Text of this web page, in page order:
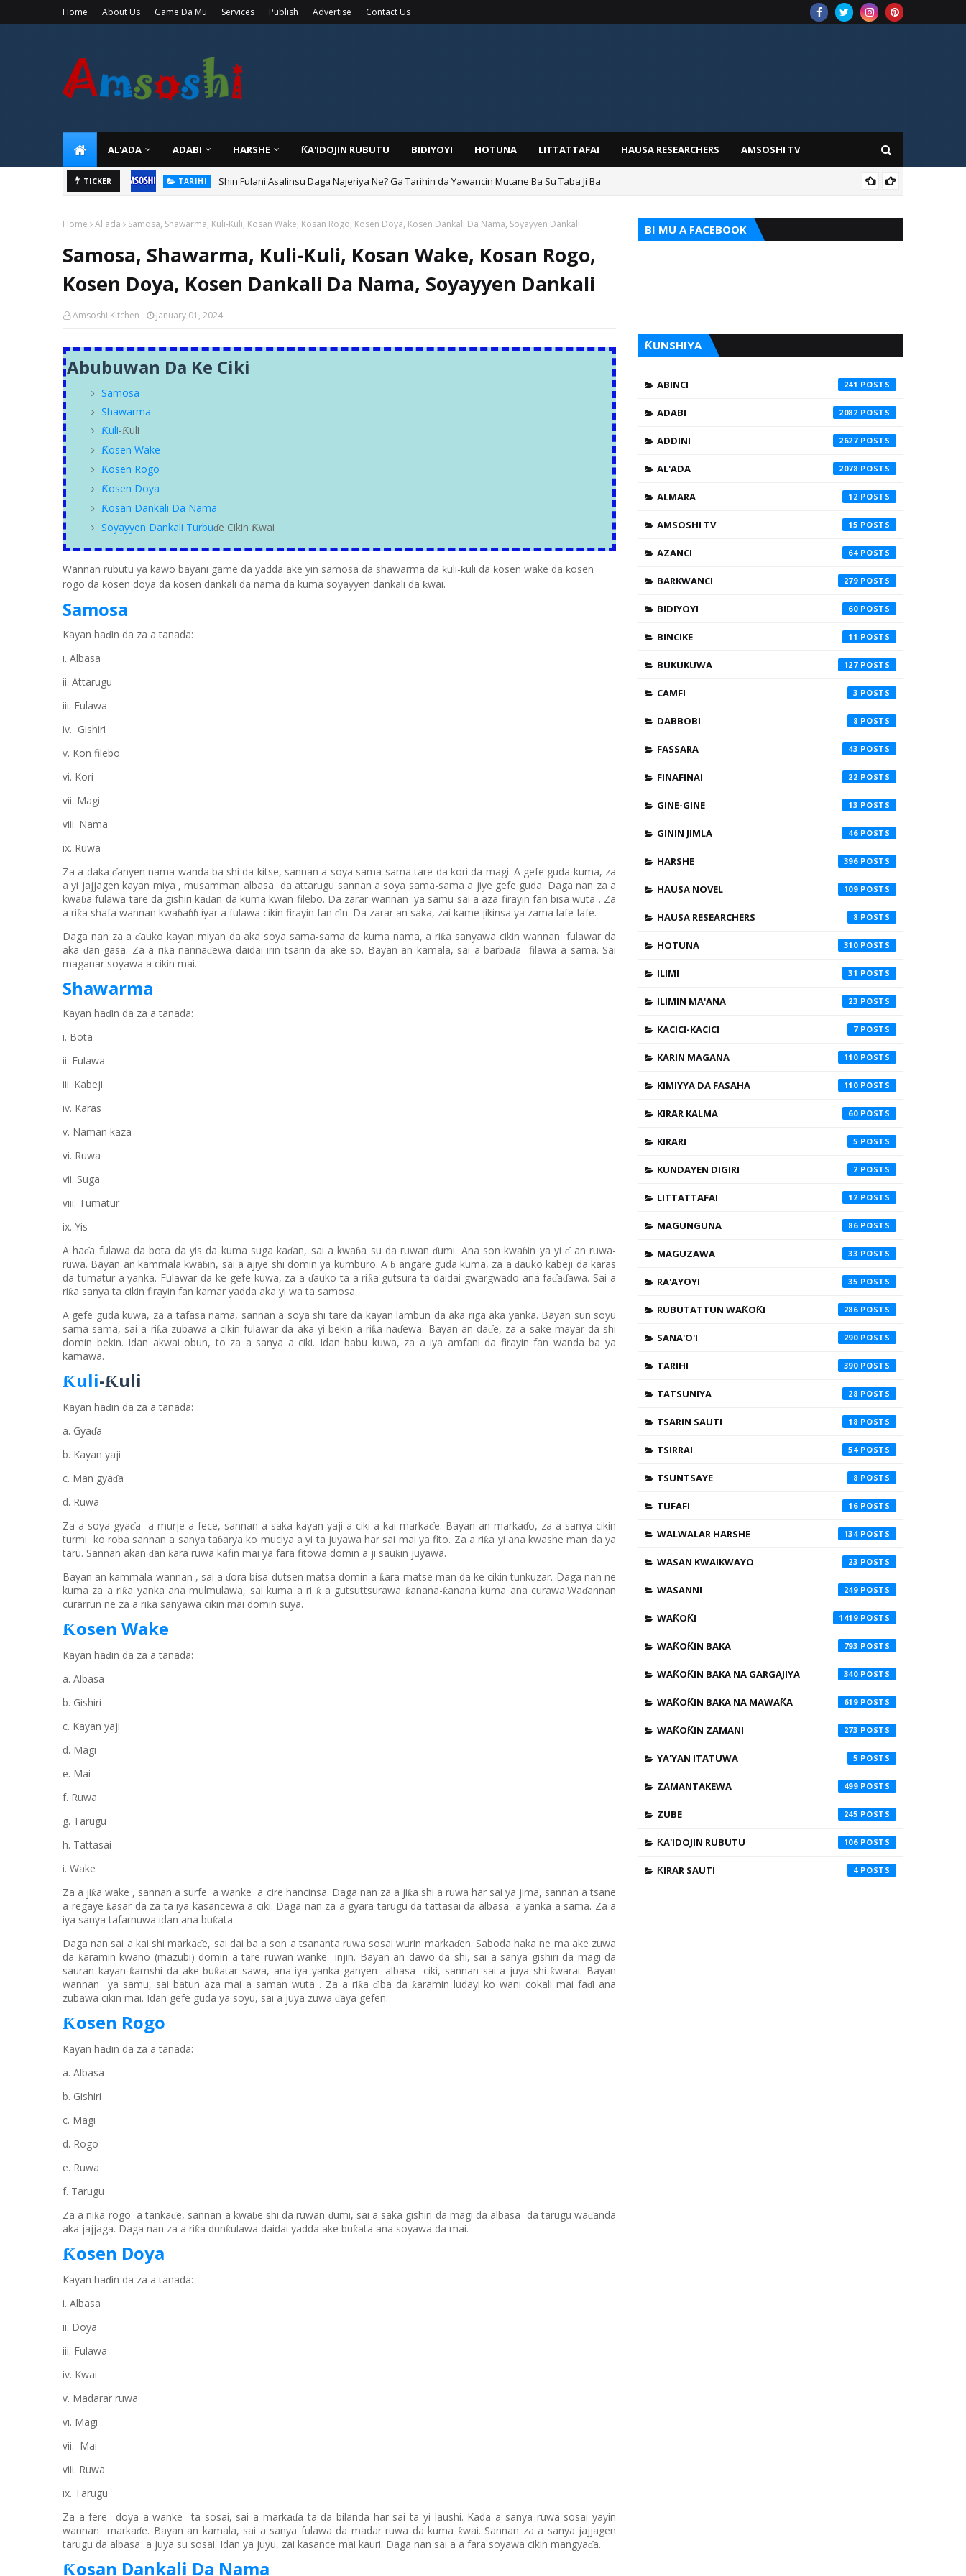
Home About Us Game Da Mu Services Publish Advertise Contact Us
AL'ADA ADABI HARSHE ƘA'IDOJIN RUBUTU BIDIYOYI HOTUNA LITTATTAFAI HAUSA RESEARCHERS AMSOSHI TV
TICKER TARIHI Shin Fulani Asalinsu Daga Najeriya Ne? Ga Tarihin da Yawancin Mutane Ba Su Taba Ji Ba
Home Al'ada Samosa, Shawarma, Kuli-Kuli, Kosan Wake, Kosan Rogo, Kosen Doya, Kosen Dankali Da Nama, Soyayyen Dankali
Samosa, Shawarma, Kuli-Kuli, Kosan Wake, Kosan Rogo,
Kosen Doya, Kosen Dankali Da Nama, Soyayyen Dankali
Amsoshi Kitchen January 01, 2024
Abubuwan Da Ke Ciki
Samosa
Shawarma
Ƙuli-Ƙuli
Ƙosen Wake
Ƙosen Rogo
Ƙosen Doya
Ƙosan Dankali Da Nama
Soyayyen Dankali Turbuɗe Cikin Ƙwai
Wannan rubutu ya kawo bayani game da yadda ake yin samosa da shawarma da ƙuli-ƙuli da ƙosen wake da ƙosen
rogo da ƙosen doya da ƙosen dankali da nama da kuma soyayyen dankali da ƙwai.
Samosa
Kayan haɗin da za a tanada:
i. Albasa
ii. Attarugu
iii. Fulawa
iv. Gishiri
v. Kon filebo
vi. Kori
vii. Magi
viii. Nama
ix. Ruwa
Za a daka ɗanyen nama wanda ba shi da kitse, sannan a soya sama-sama tare da kori da magi. A gefe guda kuma, za
a yi jajjagen kayan miya , musamman albasa da attarugu sannan a soya sama-sama a jiye gefe guda. Daga nan za a
kwaɓa fulawa tare da gishiri kaɗan da kuma kwan filebo. Da zarar wannan ya samu sai a aza firayin fan bisa wuta . Za
a riƙa shafa wannan kwaɓaɓɓ iyar a fulawa cikin firayin fan ɗin. Da zarar an saka, zai kame jikinsa ya zama lafe-lafe.
Daga nan za aɗauko kayan miyan da aka soya sama-sama da kuma nama, a riƙa sanyawa cikin wannan fulawar da
aka ɗan gasa. Za a riƙa nannaɗewa daidai irin tsarin da ake so. Bayan an kamala, sai a barbaɗa filawa a sama. Sai
maganar soyawa a cikin mai.
Shawarma
Kayan haɗin da za a tanada:
i. Bota
ii. Fulawa
iii. Kabeji
iv. Karas
v. Naman kaza
vi. Ruwa
vii. Suga
viii. Tumatur
ix. Yis
A haɗa fulawa da bota da yis da kuma suga kaɗan, sai a kwaɓa su da ruwanɗumi. Ana son kwaɓin ya yiɗ an ruwa-
ruwa. Bayan an kammala kwaɓin, sai a ajiye shi domin ya kumburo. A ɓ angare guda kuma, za aɗauko kabeji da karas
da tumatur a yanka. Fulawar da ke gefe kuwa, za aɗauko ta a riƙa gutsura ta daidai gwargwado ana faɗaɗawa. Sai a
riƙa sanyata cikin firayin fan kamar yadda aka yi wata samosa.
A gefe guda kuwa, za a tafasa nama, sannan a soya shitare da kayan lambun da aka riga aka yanka. Bayan sun soyu
sama-sama, sai a riƙa zubawa a cikin fulawar da aka yi bekin a riƙa naɗewa. Bayan an daɗe, za a sake mayar da shi
domin bekin. Idan akwai obun, to za a sanya a ciki. Idan babu kuwa, za a iya amfani da firayin fan wanda ba ya
kamawa.
Ƙuli-Ƙuli
Kayan haɗin da za a tanada:
a. Gyaɗa
b. Kayan yaji
c. Man gyaɗa
d. Ruwa
Za a soya gyaɗa a murje a fece, sannan a saka kayan yaji a ciki a kai markaɗe. Bayan an markaɗo, za a sanya cikin
turmi ko roba sannan a sanya taɓarya ko muciya a yi ta juyawa har sai mai ya fito. Za a riƙa yi ana kwashe man da ya
taru. Sannan akan ɗan ƙara ruwa kafin mai ya fara fitowa domin a ji sauƙin juyawa.
Bayan an kammala wannan , sai aɗora bisa dutsen matsa domin aƙara matse man da ke cikin tunkuzar. Daga nan ne
kuma za a riƙa yanka ana mulmulawa, sai kuma ari ƙ a gutsuttsurawa ƙanana-ƙananakuma ana curawa.Waɗannan
curarrun ne za a riƙa sanyawa cikin mai domin suya.
Ƙosen Wake
Kayan haɗin da za a tanada:
a. Albasa
b. Gishiri
c. Kayan yaji
d. Magi
e. Mai
f. Ruwa
g. Tarugu
h. Tattasai
i. Wake
Za a jiƙa wake , sannan a surfe a wanke a cire hancinsa. Daga nan za a jiƙa shi a ruwa har sai ya jima, sannan a tsane
a regaye ƙasar da za ta iya kasancewa a ciki. Daga nan za a gyara tarugu da tattasai da albasa a yanka a sama. Za a
iya sanya tafarnuwa idan ana buƙata.
Daga nan sai a kai shi markaɗe, sai dai ba a son a tsananta ruwa sosai wurin markaɗen. Saboda haka ne ma ake zuwa
da ƙaramin kwano (mazubi) domin a tare ruwan wanke injin. Bayan an dawo da shi, sai a sanya gishiri da magi da
sauran kayanƙamshi da ake buƙatar sawa, ana iya yanka ganyen albasa ciki, sannan sai a juya shiƙwarai. Bayan
wannan
ya samu, sai batun aza mai a saman wuta . Za a riƙa ɗiba da ƙaramin ludayi ko wani cokali mai faɗi ana
zubawa cikin mai. Idan gefe guda ya soyu, sai a juya zuwa ɗaya gefen.
Ƙosen Rogo
Kayan haɗin da za a tanada:
a. Albasa
b. Gishiri
c. Magi
d. Rogo
e. Ruwa
f. Tarugu
Za a niƙa rogo a tankaɗe, sannan a kwaɓe shi da ruwan ɗumi, sai a saka gishiri da magi da albasa da tarugu waɗanda
aka jajjaga. Daga nan za a riƙa dunƙulawa daidai yadda ake buƙata ana soyawa da mai.
Ƙosen Doya
Kayan haɗin da za a tanada:
i. Albasa
ii. Doya
iii. Fulawa
iv. Kwai
v. Madarar ruwa
vi. Magi
vii. Mai
viii. Ruwa
ix. Tarugu
Za a fere
doya a wanke ta sosai, sai a markaɗa ta da bilanda har sai ta yi laushi. Kada a sanya ruwa sosai yayin
wannan
markaɗe. Bayan an kamala, sai a sanya fulawa da madar ruwa da kuma ƙwai. Sannan za a sanya jajjagen
tarugu da albasa a juya su sosai. Idan ya juyu, zai kasance mai kauri. Daga nan sai a a fara soyawa cikin mangyaɗa.
Ƙosan Dankali Da Nama
BI MU A FACEBOOK
ƘUNSHIYA
ABINCI 241
ADABI 2082
ADDINI 2627
AL'ADA 2078
ALMARA 12
AMSOSHI TV 15
AZANCI 64
BARKWANCI 279
BIDIYOYI 60
BINCIKE 11
BUKUKUWA 127
CAMFI 3
DABBOBI 8
FASSARA 43
FINAFINAI 22
GINE-GINE 13
GININ JIMLA 46
HARSHE 396
HAUSA NOVEL 109
HAUSA RESEARCHERS 8
HOTUNA 310
ILIMI 31
ILIMIN MA'ANA 23
KACICI-KACICI 7
KARIN MAGANA 110
KIMIYYA DA FASAHA 110
KIRAR KALMA 60
KIRARI 5
KUNDAYEN DIGIRI 2
LITTATTAFAI 12
MAGUNGUNA 86
MAGUZAWA 33
RA'AYOYI 35
RUBUTATTUN WAƘOƘI 286
SANA'O'I 290
TARIHI 390
TATSUNIYA 28
TSARIN SAUTI 18
TSIRRAI 54
TSUNTSAYE 8
TUFAFI 16
WALWALAR HARSHE 134
WASAN KWAIKWAYO 23
WASANNI 249
WAƘOƘI 1419
WAƘOƘIN BAKA 793
WAƘOƘIN BAKA NA GARGAJIYA 340
WAƘOƘIN BAKA NA MAWAƘA 619
WAƘOƘIN ZAMANI 273
YA'YAN ITATUWA 5
ZAMANTAKEWA 499
ZUBE 245
ƘA'IDOJIN RUBUTU 106
ƘIRAR SAUTI 4